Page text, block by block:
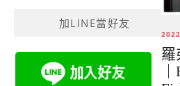
羅
加LINE當好友